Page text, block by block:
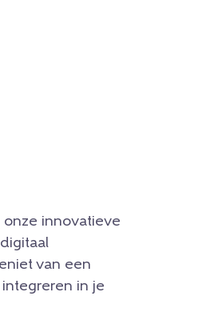
innovatieve
van een
in je